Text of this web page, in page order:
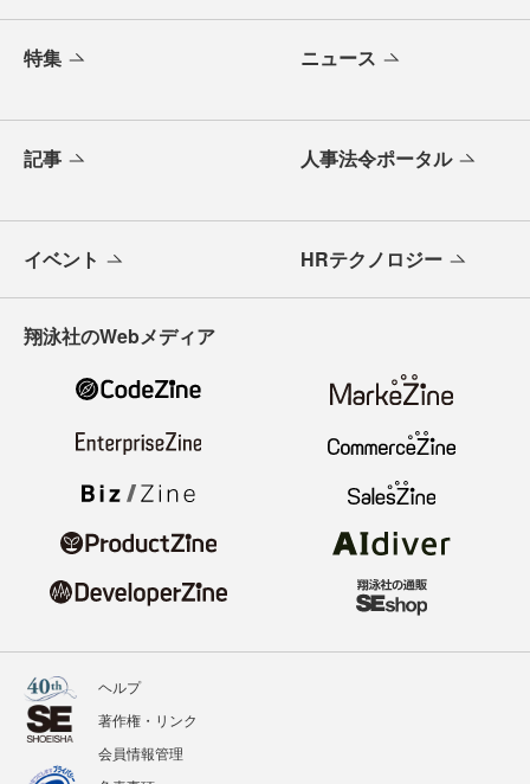
特集 ニュース
記事 人事法令ポータル
イベント HRテクノロジー
翔泳社のWebメディア
ヘルプ
著作権・リンク
会員情報管理